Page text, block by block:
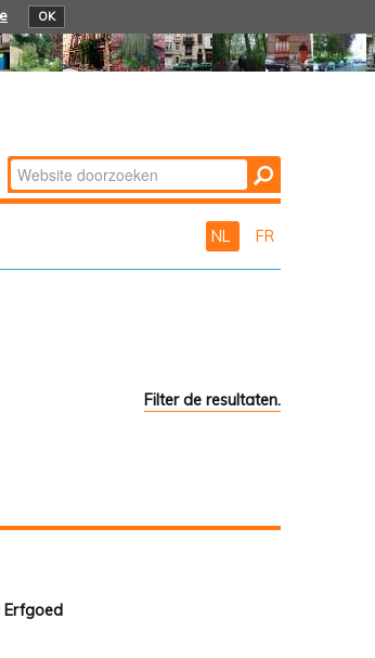
OK
Zoek
Geavanceerd
NL FR
Filter de resultaten.
Erfgoed